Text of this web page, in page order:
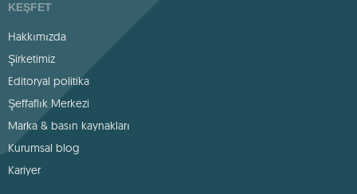
KEŞFET
Hakkımızda
Şirketimiz
Editoryal politika
Şeffaflık Merkezi
Marka & basın kaynakları
Kurumsal blog
Kariyer